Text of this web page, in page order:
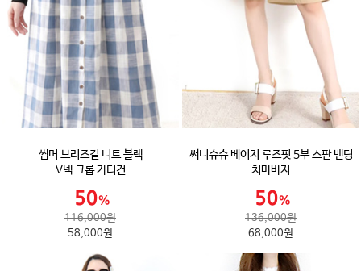
썸머 브리즈걸 니트 블랙
V넥 크롭 가디건
116,000원
58,000원
써니슈슈 베이지 루즈핏 5부 스판 밴딩
치마바지
136,000원
68,000원